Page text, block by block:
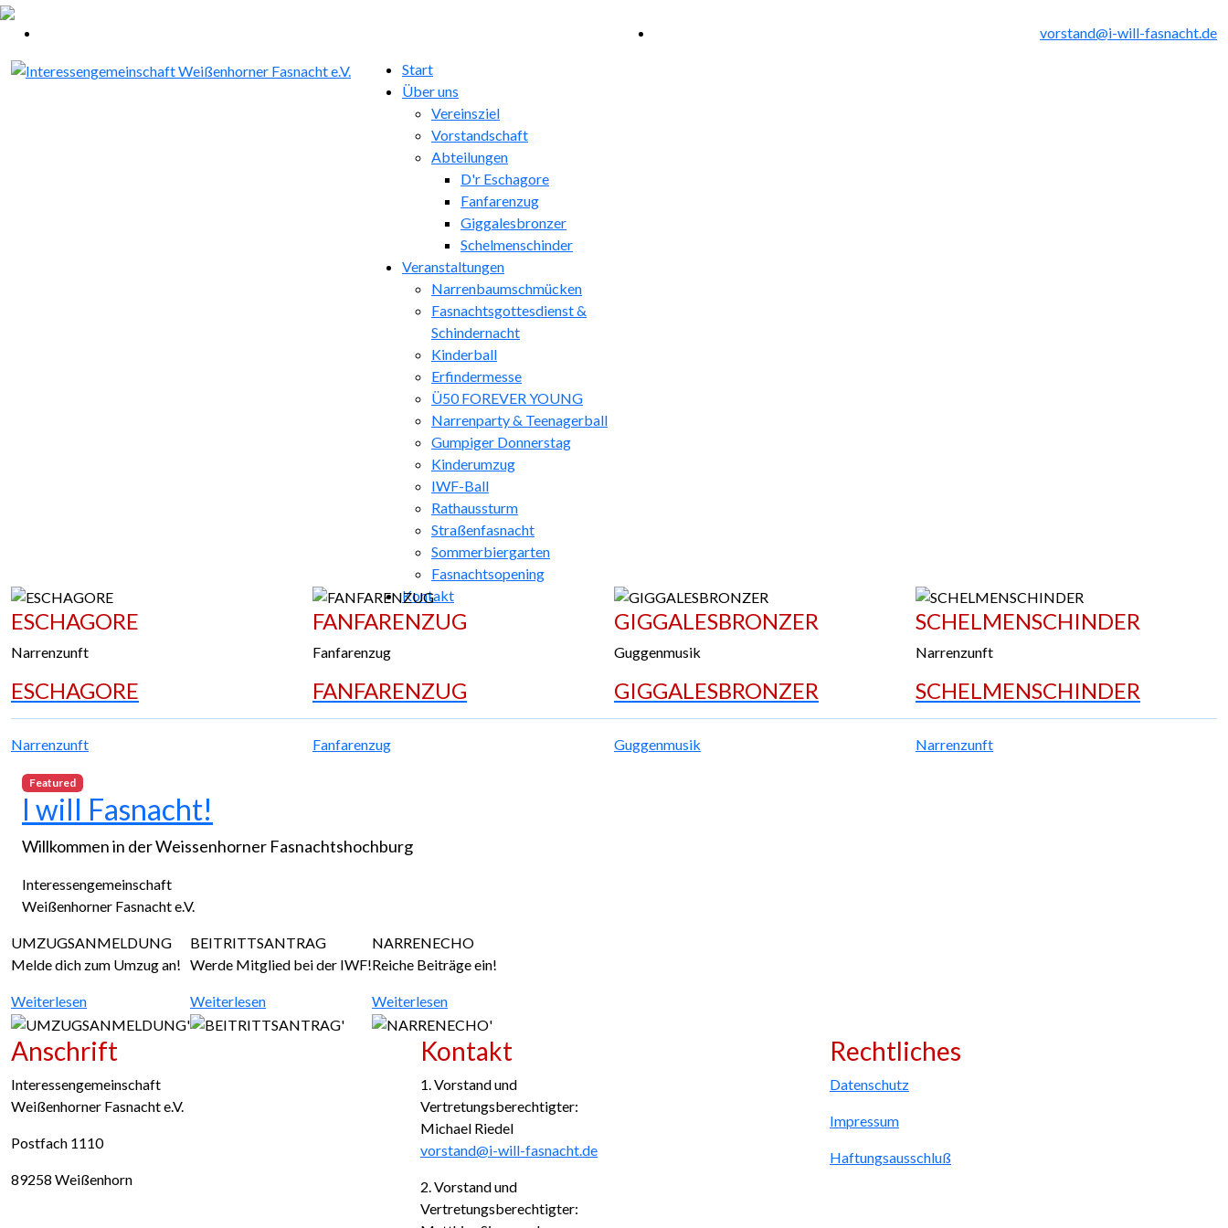
vorstand@i-will-fasnacht.de
Start
Über uns
Vereinsziel
Vorstandschaft
Abteilungen
D'r Eschagore
Fanfarenzug
Giggalesbronzer
Schelmenschinder
Veranstaltungen
Narrenbaumschmücken
Fasnachtsgottesdienst &
Schindernacht
Kinderball
Erfindermesse
Ü50 FOREVER YOUNG
Narrenparty & Teenagerball
Gumpiger Donnerstag
Kinderumzug
IWF-Ball
Rathaussturm
Straßenfasnacht
Sommerbiergarten
Fasnachtsopening
Kontakt
ESCHAGORE
Narrenzunft
ESCHAGORE
Narrenzunft
FANFARENZUG
Fanfarenzug
FANFARENZUG
Fanfarenzug
GIGGALESBRONZER
Guggenmusik
GIGGALESBRONZER
Guggenmusik
SCHELMENSCHINDER
Narrenzunft
SCHELMENSCHINDER
Narrenzunft
Featured
I will Fasnacht!
Willkommen in der Weissenhorner Fasnachtshochburg
Interessengemeinschaft
Weißenhorner Fasnacht e.V.
UMZUGSANMELDUNG
Melde dich zum Umzug an!
Weiterlesen
BEITRITTSANTRAG
Werde Mitglied bei der IWF!
Weiterlesen
NARRENECHO
Reiche Beiträge ein!
Weiterlesen
Anschrift
Interessengemeinschaft
Weißenhorner Fasnacht e.V.
Postfach 1110
89258 Weißenhorn
Kontakt
1. Vorstand und
Vertretungsberechtigter:
Michael Riedel
vorstand@i-will-fasnacht.de
2. Vorstand und
Vertretungsberechtigter:
Rechtliches
Datenschutz
Impressum
Haftungsausschluß